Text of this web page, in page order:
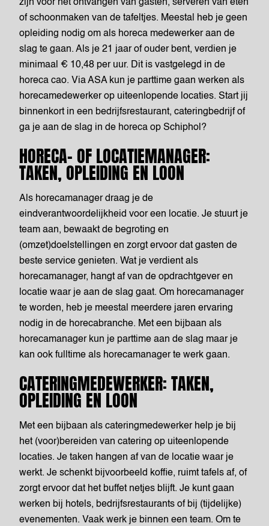
zijn voor het ontvangen van gasten, serveren van eten
of schoonmaken van de tafeltjes. Meestal heb je geen
opleiding nodig om als horeca medewerker aan de
slag te gaan. Als je 21 jaar of ouder bent, verdien je
minimaal € 10,48 per uur. Dit is vastgelegd in de
horeca cao. Via ASA kun je parttime gaan werken als
horecamedewerker op uiteenlopende locaties. Start jij
binnenkort in een bedrijfsrestaurant, cateringbedrijf of
ga je aan de slag in de horeca op Schiphol?
HORECA- OF LOCATIEMANAGER:
TAKEN, OPLEIDING EN LOON
Als horecamanager draag je de
eindverantwoordelijkheid voor een locatie. Je stuurt je
team aan, bewaakt de begroting en
(omzet)doelstellingen en zorgt ervoor dat gasten de
beste service genieten. Wat je verdient als
horecamanager, hangt af van de opdrachtgever en
locatie waar je aan de slag gaat. Om horecamanager
te worden, heb je meestal meerdere jaren ervaring
nodig in de horecabranche. Met een bijbaan als
horecamanager kun je parttime aan de slag maar je
kan ook fulltime als horecamanager te werk gaan.
CATERINGMEDEWERKER: TAKEN,
OPLEIDING EN LOON
Met een bijbaan als cateringmedewerker help je bij
het (voor)bereiden van catering op uiteenlopende
locaties. Je taken hangen af van de locatie waar je
werkt. Je schenkt bijvoorbeeld koffie, ruimt tafels af, of
zorgt ervoor dat het buffet netjes blijft. Je kunt gaan
werken bij hotels, bedrijfsrestaurants of bij (tijdelijke)
evenementen. Vaak werk je binnen een team. Om te